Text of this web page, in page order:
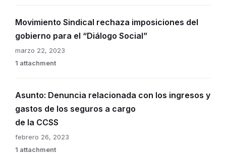
Movimiento Sindical rechaza imposiciones del
gobierno para el “Diálogo Social”
marzo 22, 2023
1 attachment
Asunto: Denuncia relacionada con los ingresos y
gastos de los seguros a cargo
de la CCSS
febrero 26, 2023
1 attachment